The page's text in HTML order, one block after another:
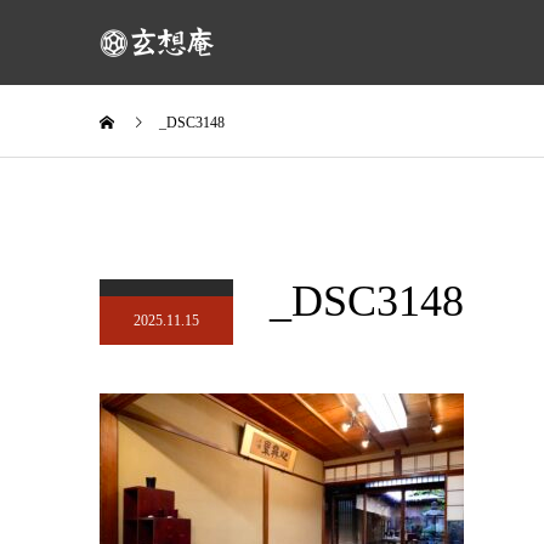
_DSC3148
2025.11.15 _DSC3148